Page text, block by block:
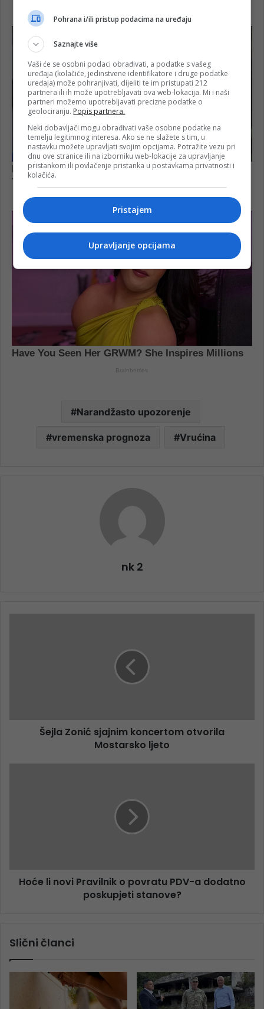
Narandžasto upozorenje
vremenska prognoza Vrućina
nk 2
Šejla Zonić sjajnim koncertom otvorila
Mostarsko ljeto
Hoće li novi Pravilnik o povratu PDV-a dodatno
poskupjeti stanove?
Slični članci
Pohrana i/ili pristup podacima na uređaju
Saznajte više
Vaši će se osobni podaci obrađivati, a podatke s vašeg
uređaja (kolačiće, jedinstvene identifikatore i druge podatke
uređaja) može pohranjivati, dijeliti te im pristupati 212
partnera ili ih može upotrebljavati ova web-lokacija. Mi i naši
partneri možemo upotrebljavati precizne podatke o
geolociranju. Popis partnera.
Neki dobavljači mogu obrađivati vaše osobne podatke na
temelju legitimnog interesa. Ako se ne slažete s tim, u
nastavku možete upravljati svojim opcijama. Potražite vezu pri
dnu ove stranice ili na izborniku web-lokacije za upravljanje
pristankom ili povlačenje pristanka u postavkama privatnosti i
kolačića.
Pristajem
Upravljanje opcijama